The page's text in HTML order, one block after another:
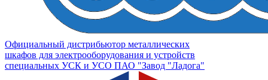
Официальный дистрибьютор металлических
шкафов для электрооборудования и устройств
специальных УСК и УСО ПАО "Завод "Ладога"